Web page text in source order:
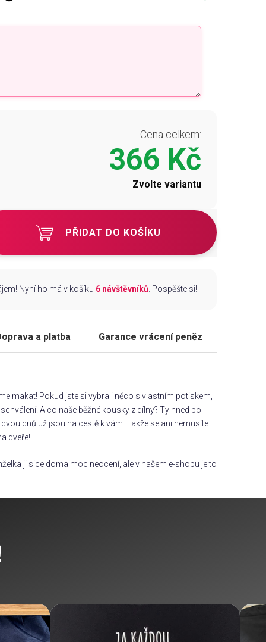
Cena celkem:
366 Kč
Zvolte variantu
PŘIDAT DO KOŠÍKU
Nyní ho má v košíku 6 návštěvníků. Pospěšte si!
a platba Garance vrácení peněz
makat! Pokud jste si vybrali něco s vlastním potiskem,
A co naše běžné kousky z dílny? Ty hned po
dnů už jsou na cestě k vám. Takže se ani nemusíte
dveře!
ji sice doma moc neocení, ale v našem e-shopu je to